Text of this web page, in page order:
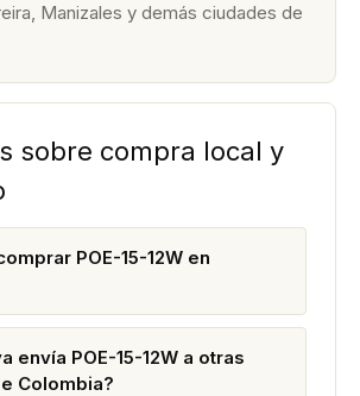
Manizales y demás ciudades de
sobre compra local y
POE-15-12W en
envía POE-15-12W a otras
Colombia?